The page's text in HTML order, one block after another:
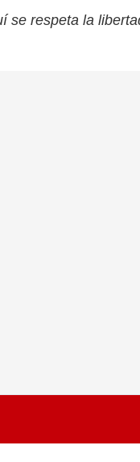
se respeta la